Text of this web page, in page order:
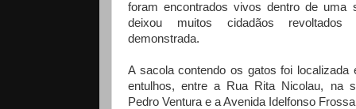
foram encontrados vivos dentro de uma
deixou muitos cidadãos
demonstrada.
A sacola contendo os gatos foi localizada
entulhos, entre a Rua Rita Nicolau, na
Pedro Ventura e a Avenida Idelfonso